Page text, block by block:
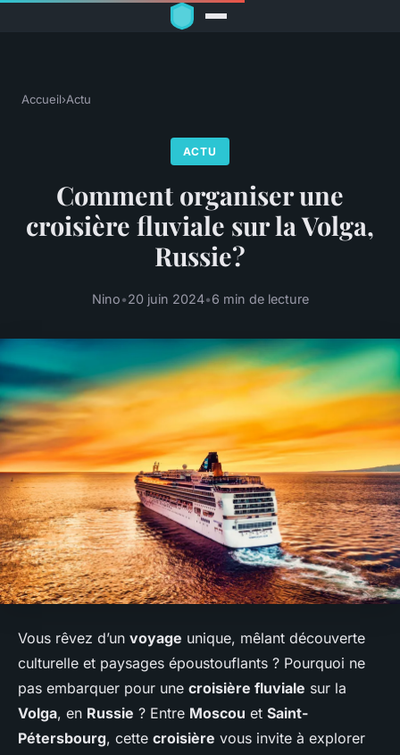
Accueil›Actu
ACTU
Comment organiser une
croisière fluviale sur la Volga,
Russie?
Nino•20 juin 2024•6 min de lecture
Vous rêvez d’un voyage unique, mêlant découverte
culturelle et paysages époustouflants ? Pourquoi ne
pas embarquer pour une croisière fluviale sur la
Volga, en Russie ? Entre Moscou et Saint-
Pétersbourg, cette croisière vous invite à explorer